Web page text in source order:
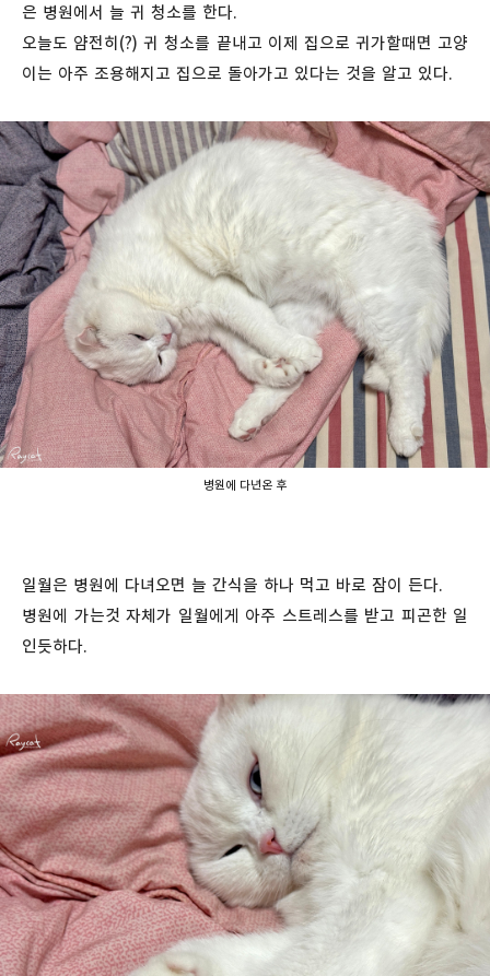
은 병원에서 늘 귀 청소를 한다.
오늘도 얌전히(?) 귀 청소를 끝내고 이제 집으로 귀가할때면 고양
이는 아주 조용해지고 집으로 돌아가고 있다는 것을 알고 있다.
병원에 다년온 후
일월은 병원에 다녀오면 늘 간식을 하나 먹고 바로 잠이 든다.
병원에 가는것 자체가 일월에게 아주 스트레스를 받고 피곤한 일
인듯하다.